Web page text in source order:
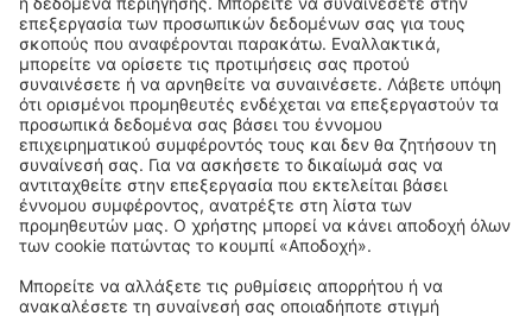
Copyright © eSky.gr. Με την επιφύλαξη παντός νομίμου δικαιώματος.